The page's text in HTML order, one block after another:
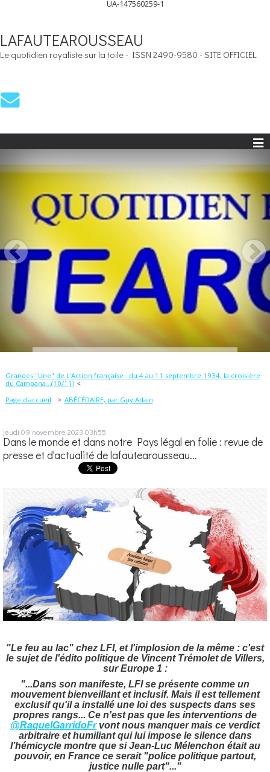
UA-147560259-1
LAFAUTEAROUSSEAU
Le quotidien royaliste sur la toile - ISSN 2490-9580 - SITE OFFICIEL
Grandes "Une" de L'Action française : du 4 au 11 septembre 1934, la croisière
du Campana...(10/11)
Page d'accueil
ABÉCÉDAIRE, par Guy Adain
jeudi 09 novembre 2023 03h55
Dans le monde et dans notre Pays légal en folie : revue de
presse et d'actualité de lafautearousseau...
"Le feu au lac" chez LFI, et l'implosion de la même : c'est
le sujet de l'édito politique de Vincent Trémolet de Villers,
sur Europe 1 :
"...Dans son manifeste, LFI se présente comme un
mouvement bienveillant et inclusif. Mais il est tellement
exclusif qu'il a installé une loi des suspects dans ses
propres rangs... Ce n'est pas que les interventions de
@RaquelGarridoFrvont nous manquer mais ce verdict
arbitraire et humiliant qui lui impose le silence dans
l’hémicycle montre que si Jean-Luc Mélenchon était au
pouvoir, en France ce serait "police politique partout,
justice nulle part"..."